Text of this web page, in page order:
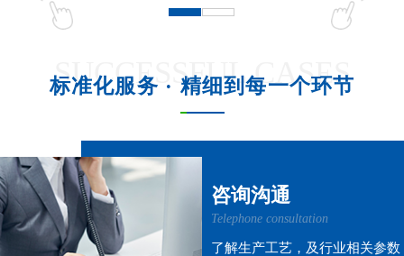
SUCCESSFUL CASES
标准化服务 · 精细到每一个环节
咨询沟通
Telephone consultation
了解生产工艺，及行业相关参数